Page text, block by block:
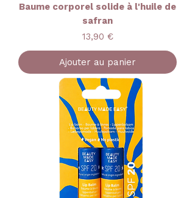
Baume corporel solide à l'huile de
safran
Prix
13,90 €
Ajouter au panier